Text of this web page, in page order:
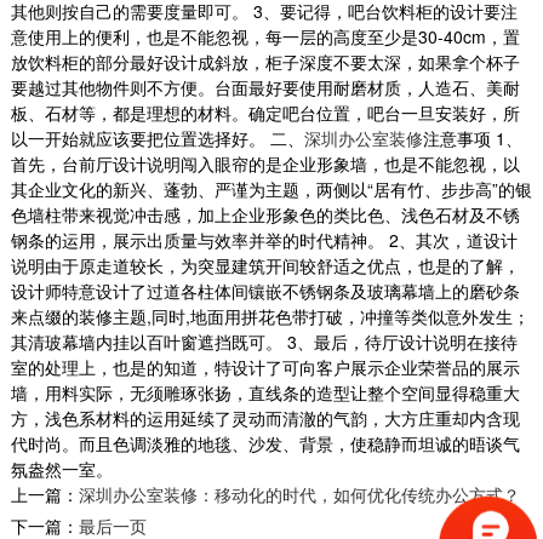
其他则按自己的需要度量即可。 3、要记得，吧台饮料柜的设计要注
意使用上的便利，也是不能忽视，每一层的高度至少是30-40cm，置
放饮料柜的部分最好设计成斜放，柜子深度不要太深，如果拿个杯子
要越过其他物件则不方便。台面最好要使用耐磨材质，人造石、美耐
板、石材等，都是理想的材料。确定吧台位置，吧台一旦安装好，所
以一开始就应该要把位置选择好。 二、 深圳办公室装修注意事项 1、
首先，台前厅设计说明闯入眼帘的是企业形象墙，也是不能忽视，以
其企业文化的新兴、蓬勃、严谨为主题，两侧以“居有竹、步步高”的银
色墙柱带来视觉冲击感，加上企业形象色的类比色、浅色石材及不锈
钢条的运用，展示出质量与效率并举的时代精神。 2、其次，道设计
说明由于原走道较长，为突显建筑开间较舒适之优点，也是的了解，
设计师特意设计了过道各柱体间镶嵌不锈钢条及玻璃幕墙上的磨砂条
来点缀的装修主题,同时,地面用拼花色带打破，冲撞等类似意外发生；
其清玻幕墙内挂以百叶窗遮挡既可。 3、最后，待厅设计说明在接待
室的处理上，也是的知道，特设计了可向客户展示企业荣誉品的展示
墙，用料实际，无须雕琢张扬，直线条的造型让整个空间显得稳重大
方，浅色系材料的运用延续了灵动而清澈的气韵，大方庄重却内含现
代时尚。而且色调淡雅的地毯、沙发、背景，使稳静而坦诚的晤谈气
氛盎然一室。
上一篇： 深圳办公室装修：移动化的时代，如何优化传统办公方式？
下一篇： 最后一页
企业办公楼装修
装修设计要点： 前台像是一个飞行的机翼，背景
倾斜的墙体，黑色的体块穿插，在极简的空间中
显得妙...
2018-09-03
主题酒店装修案例_龙岗酒店
酒店空间的功能无论多么完善，布局多么合理，
都必须做到动静分明。动与静是按照人的日常生
活行为来划...
2018-06-28